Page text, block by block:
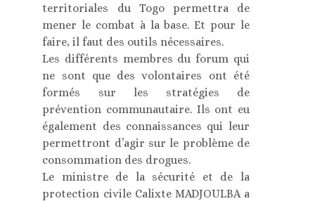
territoriales du Togo permettra de
mener le combat à la base. Et pour le
faire, il faut des outils nécessaires.
Les différents membres du forum qui
ne sont que des volontaires ont été
formés sur les stratégies de
prévention communautaire. Ils ont eu
également des connaissances qui leur
permettront d’agir sur le problème de
consommation des drogues.
Le ministre de la sécurité et de la
protection civile Calixte MADJOULBA a